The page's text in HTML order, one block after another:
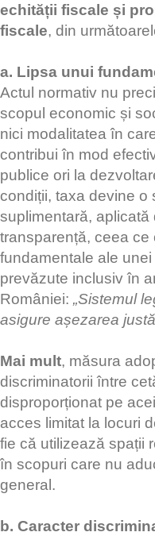
echității fiscale și
fiscale, din
a. Lipsa unui
Actul normativ nu
scopul economic și
nici modalitatea în
contribui în mod
publice ori la
condiții, taxa devine o
suplimentară, aplicată
transparență, ceea ce
fundamentale ale
prevăzute inclusiv în
României: „Sistemul
asigure așezarea
Mai mult, măsura
discriminatorii între
disproporționat pe
acces limitat la locuri
fie că utilizează spații
în scopuri care nu
general.
b. Caracter